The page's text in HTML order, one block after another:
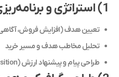
1) استراتژی و برنامه‌ریزی تبلیغات
تعیین هدف (افزایش فروش،
تحلیل مخاطب هدف و مسیر خرید
طراحی پیام و پیشنهاد ارزش (Value Proposition)